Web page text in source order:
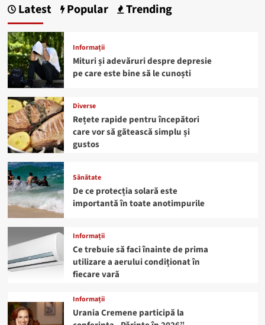
Latest Popular Trending
Informații
Mituri și adevăruri despre depresie
pe care este bine să le cunoști
Diverse
Rețete rapide pentru începători
care vor să gătească simplu și
gustos
Sănătate
De ce protecția solară este
importantă în toate anotimpurile
Informații
Ce trebuie să faci înainte de prima
utilizare a aerului condiționat în
fiecare vară
Informații
Urania Cremene participă la